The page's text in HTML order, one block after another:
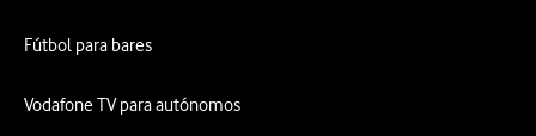
Fútbol para bares
Vodafone TV para autónomos